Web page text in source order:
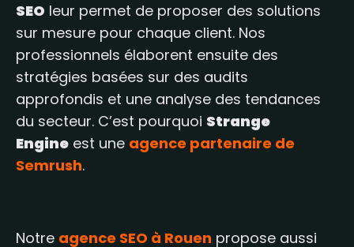
SEO leur permet de proposer des solutions
sur mesure pour chaque client. Nos
professionnels élaborent ensuite des
stratégies basées sur des audits
approfondis et une analyse des tendances
du secteur. C’est pourquoi Strange
Engine est une agence partenaire de
Semrush.
Notre agence SEO à Rouen propose aussi